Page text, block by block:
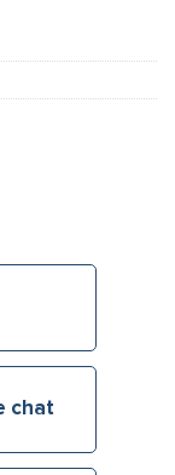
chat